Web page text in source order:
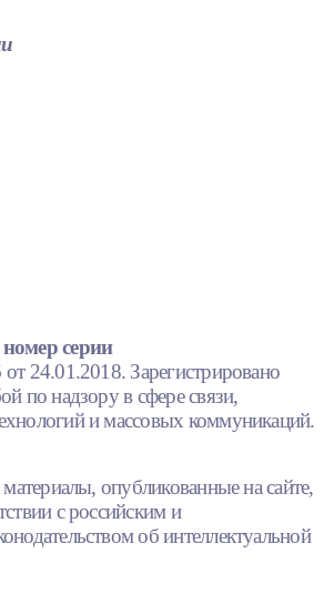
серии
24.01.2018. Зарегистрировано
по надзору в сфере связи,
и массовых коммуникаций.
опубликованные на сайте,
с российским и
об интеллектуальной